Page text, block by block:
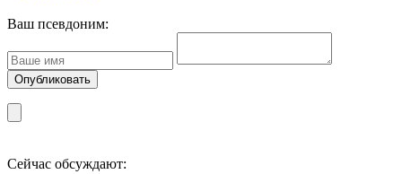
Ваш псевдоним:
Сейчас обсуждают: